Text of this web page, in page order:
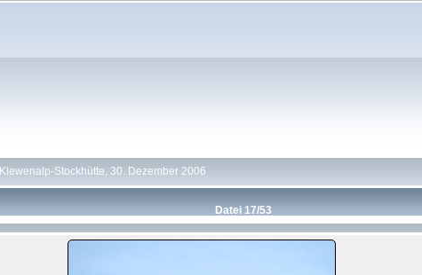
Klewenalp-Stockhütte, 30. Dezember 2006
Datei 17/53